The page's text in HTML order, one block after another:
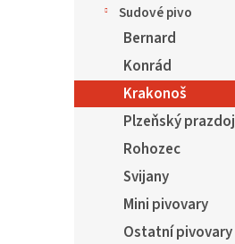
Sudové pivo
Bernard
Konrád
Krakonoš
Plzeňský prazdoj
Rohozec
Svijany
Mini pivovary
Ostatní pivovary